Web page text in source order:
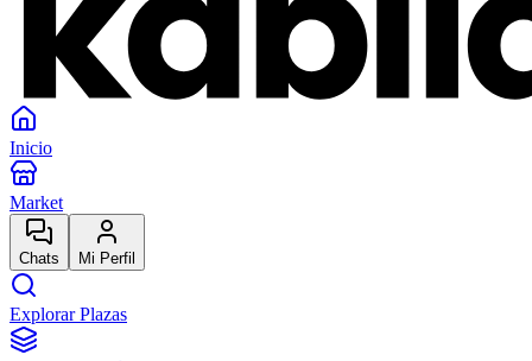
Inicio
Market
Chats Mi Perfil
Explorar Plazas